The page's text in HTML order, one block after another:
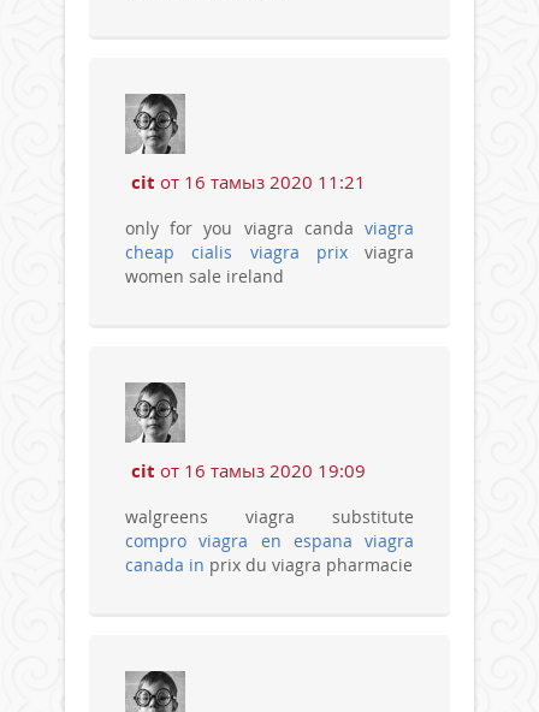
cit от 16 тамыз 2020 11:21
only for you viagra canda viagra
cheap
cialis viagra prixviagra
women sale ireland
cit от 16 тамыз 2020 19:09
walgreens viagra substitute
compro viagra en espana viagra
canada in prix du viagra pharmacie